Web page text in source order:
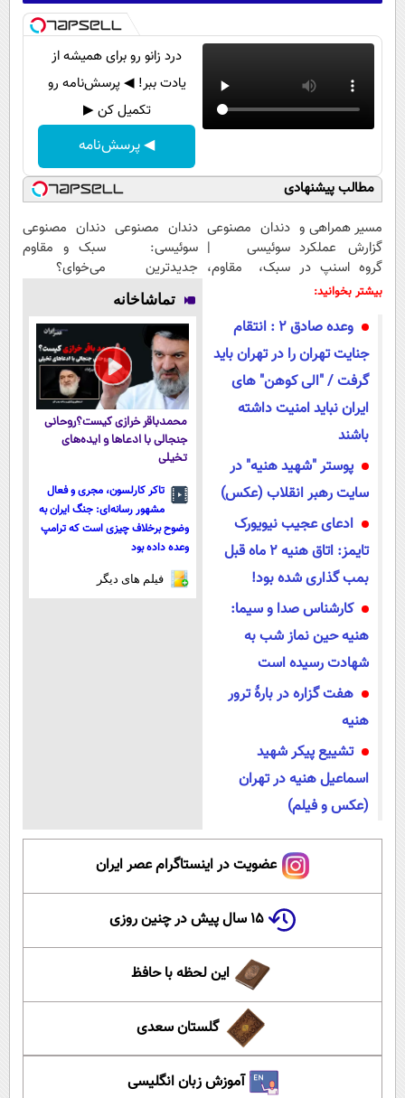
درد زانو رو برای همیشه از
یادت ببر! ◀ پرسش‌نامه رو
تکمیل کن ▶
◀ پرسش‌نامه
مطالب پیشنهادی
مسیر همراهی و
گزارش عملکرد
گروه اسنپ در
۱۴۰۴
دندان مصنوعی
سوئیسی |
سبک، مقاوم،
اقساطی😍
دندان مصنوعی
سوئیسی:
جدیدترین
فناوری اروپا،
سبک و مقاوم |
پرداخت قسطی
دندان مصنوعی
سبک و مقاوم
می‌خوای؟
داریم!😍 | 📍
تهران
بیشتر بخوانید:
وعده صادق 2 : انتقام
جنایت تهران را در تهران باید
گرفت / "الی کوهن" های
ایران نباید امنیت داشته
باشند
پوستر "شهید هنیه" در
سایت رهبر انقلاب (عکس)
ادعای عجیب نیویورک
تایمز: اتاق هنیه 2 ماه قبل
بمب گذاری شده بود!
کارشناس صدا و سیما:
هنیه حین نماز شب به
شهادت رسیده است
هفت گزاره در بارۀ ترور
هنیه
تشییع پیکر شهید
اسماعیل هنیه در تهران
(عکس و فیلم)
تماشاخانه
محمدباقر خرازی کیست؟روحانی
جنجالی با ادعاها و ایده‌های
تخیلی
تاکر کارلسون، مجری و فعال
مشهور رسانه‌ای: جنگ ایران به
وضوح برخلاف چیزی است که ترامپ
وعده داده بود
فیلم های دیگر
عضویت در اینستاگرام عصر ایران
۱۵ سال پیش در چنین روزی
این لحظه با حافظ
گلستان سعدی
آموزش زبان انگلیسی